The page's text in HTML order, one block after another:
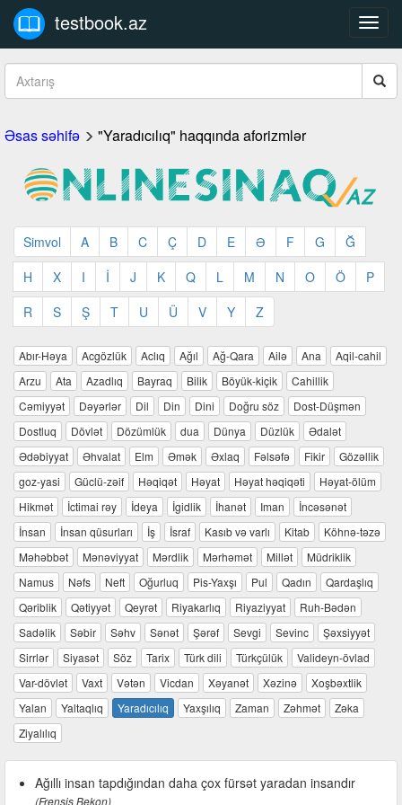
testbook.az
Əsas səhifə "Yaradıcılıq" haqqında aforizmlər
Simvol A B C Ç D E Ə F G
Ğ
H
X I İ J K Q L M N O Ö
P
R
S Ş T U Ü V Y Z
Abır-Həya Acgözlük Aclıq Ağıl Ağ-Qara Ailə Ana
Aqil-cahil
Arzu
Ata Azadlıq Bayraq Bilik Böyük-kiçik
Cahillik
Cəmiyyət
Dəyərlər Dil Din Dini Doğru söz
Dost-Düşmən
Dostluq
Dövlət Dözümlük dua Dünya Düzlük
Ədalət
Ədəbiyyat
Əhvalat Elm Əmək Əxlaq Fəlsəfə Fikir
Gözəllik
goz-yasi
Güclü-zəif Həqiqət Həyat Həyat həqiqəti
Həyat-ölüm
Hikmət
İctimai rəy İdeya İgidlik İhanət Iman
İncəsənət
İnsan
İnsan qüsurları İş İsraf Kasıb və varlı Kitab
Köhnə-təzə
Məhəbbət
Mənəviyyat Mərdlik Mərhəmət Millət
Müdriklik
Namus
Nəfs Neft Oğurluq Pis-Yaxşı Pul Qadın
Qardaşlıq
Qəriblik
Qətiyyət Qeyrət Riyakarlıq Riyaziyyat
Ruh-Bədən
Sadəlik
Səbir Səhv Sənət Şərəf Sevgi Sevinc
Şəxsiyyət
Sirrlər
Siyasət Söz Tarix Türk dili Türkçülük
Valideyn-övlad
Var-dövlət
Vaxt Vətən Vicdan Xəyanət Xəzinə
Xoşbəxtlik
Yalan
Yaltaqlıq Yaradıcılıq Yaxşılıq Zaman Zəhmət
Zəka
Ziyalılıq
Ağıllı insan tapdığından daha çox fürsət yaradan insandır
(Frensis Bekon)